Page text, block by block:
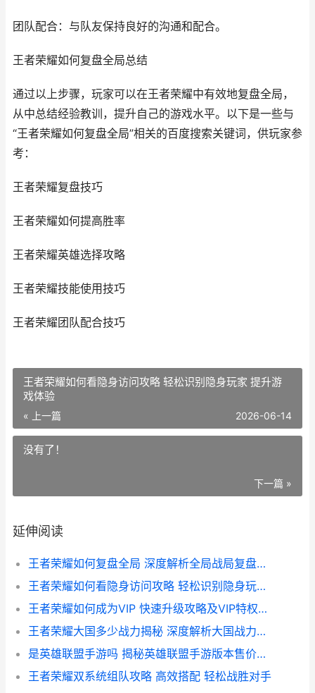
团队配合：与队友保持良好的沟通和配合。
王者荣耀如何复盘全局总结
通过以上步骤，玩家可以在王者荣耀中有效地复盘全局，
从中总结经验教训，提升自己的游戏水平。以下是一些与
“王者荣耀如何复盘全局”相关的百度搜索关键词，供玩家参
考：
王者荣耀复盘技巧
王者荣耀如何提高胜率
王者荣耀英雄选择攻略
王者荣耀技能使用技巧
王者荣耀团队配合技巧
王者荣耀如何看隐身访问攻略 轻松识别隐身玩家 提升游
戏体验
« 上一篇 2026-06-14
没有了！
下一篇 »
延伸阅读
王者荣耀如何复盘全局 深度解析全局战局复盘技巧
王者荣耀如何看隐身访问攻略 轻松识别隐身玩家 提升游戏体验
王者荣耀如何成为VIP 快速升级攻略及VIP特权详解
王者荣耀大国多少战力揭秘 深度解析大国战力排行榜
是英雄联盟手游吗 揭秘英雄联盟手游版本售价及配置要求
王者荣耀双系统组队攻略 高效搭配 轻松战胜对手